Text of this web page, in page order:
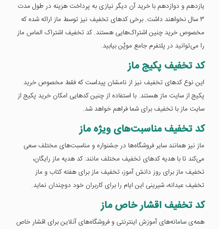
یازدهم و دوازدهم با خرید آن دیگر نیازی به پرداخت هزینه در طول مدت
3 سال نخواهند داشت. برخی کدهای تخفیف نیز توسط ماز ارائه شده که
مخصوص خرید چنین اشتراک‌هایی هستند. کد تخفیف اشتراک الماس ماز
را می‌توانید در پلتفرم جامع موپُن بیابید.
کد تخفیف پکیج ماز
این نوع کدهای تخفیف نیز از نامشان پیداست که فقط مخصوص خرید
پکیج از سایت ماز هستند. با استفاده از چنین کدهایی امکان خرید پکیج از
سایت ماز با تخفیف برای شما فراهم خواهد شد.
کد تخفیف مناسبت‌های ویژه ماز
ماز نیز همانند سایر فروشگاه‌ها در جشنواره و مناسبت‌های مختلف سعی
می‌کند تا با هدیه کدهای تخفیف مختلف مانند: کد هدیه ماز رایگان،
تخفیف ماز برای روز دانش آموز، تخفیف ماز برای هفته کتاب و ماز
تخفیف عیدانه، شیرینی این ایام را برای کاربران خود دوچندان نماید.
کد تخفیف اقشار خاص ماز
همه‌ی سامانه‌های آموزش اینترنتی و فروشگاه‌های آنلاین برای اقشار خاص